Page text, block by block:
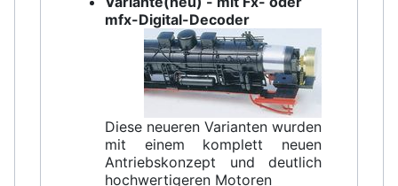
mfx-Digital-Decoder
Diese neueren Varianten wurden
mit einem komplett neuen
Antriebskonzept und deutlich
hochwertigeren Motoren